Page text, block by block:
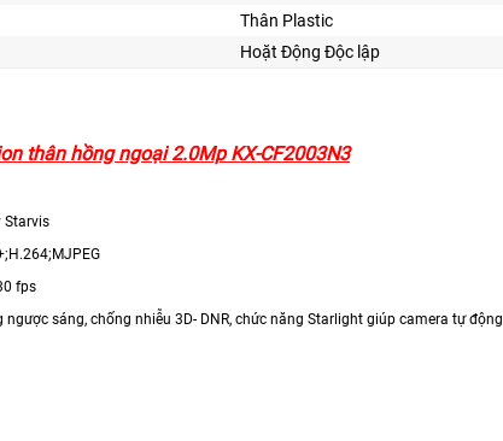
Thân Plastic
Hoặt Động Độc lập
thân hồng ngoại 2.0Mp KX-CF2003N3
Starvis
fps
sáng, chống nhiễu 3D- DNR, chức năng Starlight giúp camera tự